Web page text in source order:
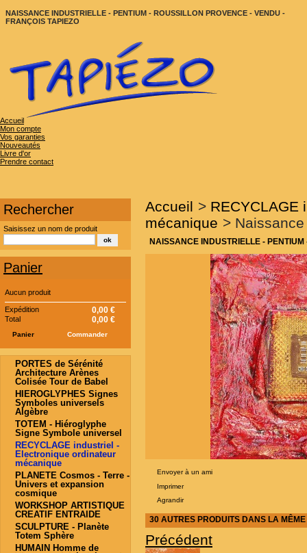
NAISSANCE INDUSTRIELLE - PENTIUM - ROUSSILLON PROVENCE - VENDU -
FRANÇOIS TAPIEZO
Accueil
Mon compte
Vos garanties
Nouveautés
Livre d'or
Prendre contact
Rechercher
Saisissez un nom de produit
Panier
Aucun produit
Expédition 0,00 €
Total 0,00 €
Panier Commander
PORTES de Sérénité
Architecture Arènes
Colisée Tour de Babel
HIEROGLYPHES Signes
Symboles universels
Algèbre
TOTEM - Hiéroglyphe
Signe Symbole universel
RECYCLAGE industriel -
Electronique ordinateur
mécanique
PLANETE Cosmos - Terre -
Univers et expansion
cosmique
WORKSHOP ARTISTIQUE
CREATIF ENTRAIDE
SCULPTURE - Planète
Totem Sphère
HUMAIN Homme de
Accueil > RECYCLAGE
mécanique >
NAISSANCE INDUSTRIELLE -
Envoyer à un ami
Imprimer
Agrandir
30 AUTRES PRODUITS DANS LA
Précédent